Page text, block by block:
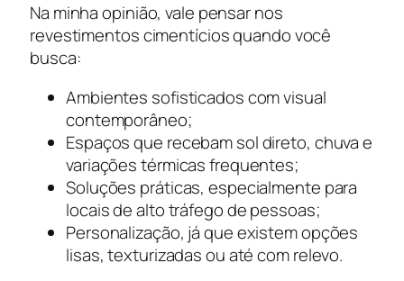
Na minha opinião, vale pensar nos
revestimentos cimentícios quando você
busca:
Ambientes sofisticados com visual
contemporâneo;
Espaços que recebam sol direto, chuva e
variações térmicas frequentes;
Soluções práticas, especialmente para
locais de alto tráfego de pessoas;
Personalização, já que existem opções
lisas, texturizadas ou até com relevo.